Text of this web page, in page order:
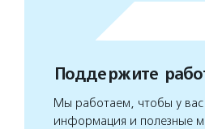
Поддержите
Мы работаем, чтобы у вас
информация и полезные